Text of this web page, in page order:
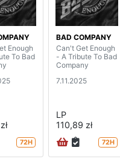
Enough
To Bad
72H
BAD COMPANY
Can't Get Enough
- A Tribute To Bad
Company
7.11.2025
LP
110,89 zł
72H